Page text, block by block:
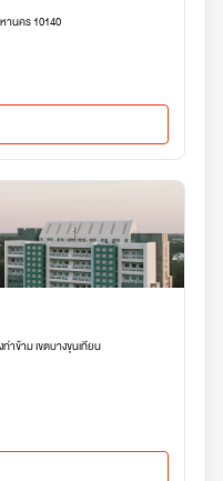
านคร 10140
าข้าม เขตบางขุนเทียน